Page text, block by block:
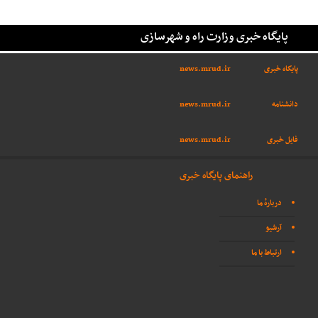
پایگاه خبری وزارت راه و شهرسازی
پایگاه خبری news.mrud.ir
دانشنامه
news.mrud.ir
فایل خبری news.mrud.ir
راهنمای پایگاه خبری
دربارهٔ ما
آرشیو
ارتباط با ما